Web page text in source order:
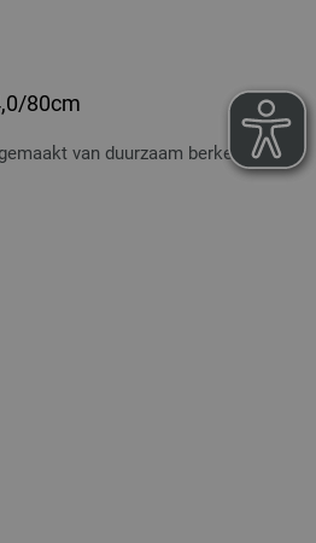
80cm
van duurzaam berkenhout,